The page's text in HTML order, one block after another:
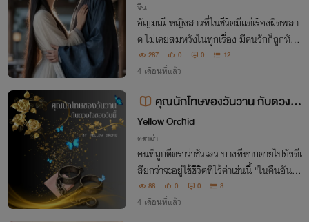
จีน
อัญมณี หญิงสาวที่ในชีวิตมีแต่เรื่องผิดพลา
ด ไม่เคยสมหวังในทุกเรื่อง มีคนรักก็ถูกหักห
ล้ง เธอใช้ชีวิตโสดไปกับการทำงานหาเงิน แ
ละดูซีรี่ย์จีนที่เธอติดเข้าขั้นติดมาก จนอยากเ
287 0 0 12
4 เดือนที่แล้ว
คุณนักโทษของวันวาน กับดวงใจ
ของวันนี้
ํYellow Orchid
ดราม่า
คนที่ถูกตีตราว่าชั่วเลว บางทีหากตายไปยังดีเ
สียกว่าจะอยู่ใช้ชีวิตที่ไร้ค่าเช่นนี้ "ในคืนอันมืด
มิด ข้าเห็นแสงนั้นจากเจ้า"
86 0 0 3
4 เดือนที่แล้ว